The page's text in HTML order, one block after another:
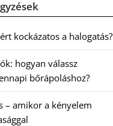
kockázatos a halogatás?
hogyan válassz
bőrápoláshoz?
– amikor a kényelem